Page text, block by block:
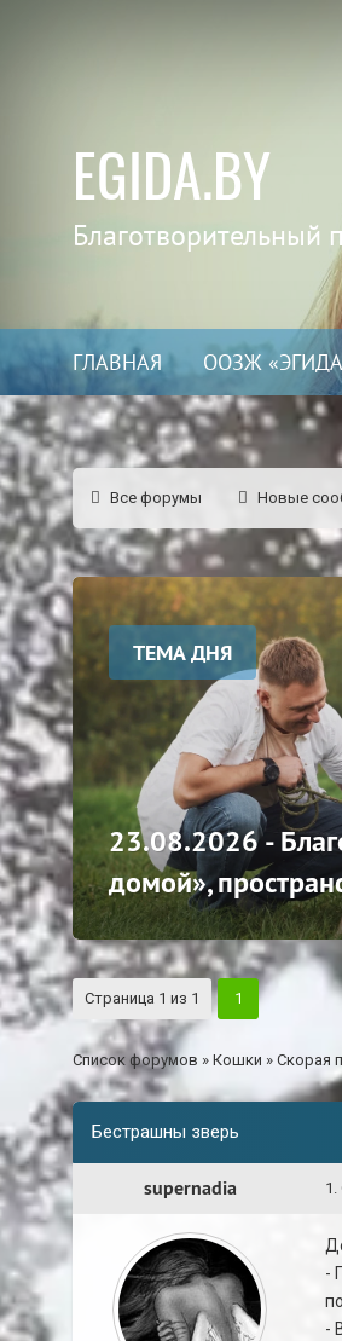
EGIDA.BY
ГЛАВНАЯ ООЗЖ
Все форумы Новые
ТЕМА ДНЯ
23.08.2026 -
домой»,
Страница 1 из 1 1
Список форумов » Кошки » Скорая
Бестрашны зверь
supernadia 1 .
-
-